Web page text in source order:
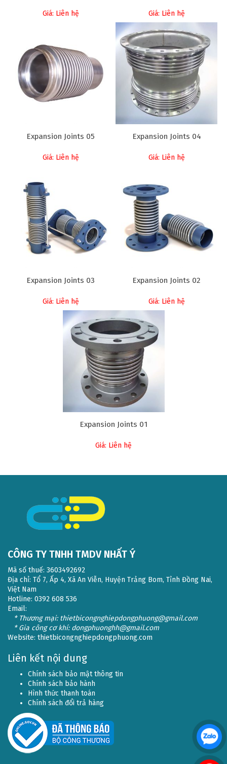
Giá: Liên hệ Giá: Liên hệ
Expansion Joints 05
Giá: Liên hệ
Expansion Joints 04
Giá: Liên hệ
Expansion Joints 03
Giá: Liên hệ
Expansion Joints 02
Giá: Liên hệ
Expansion Joints 01
Giá: Liên hệ
CÔNG TY TNHH TMDV NHẤT Ý
Mã số thuế: 3603492692
Địa chỉ: Tổ 7, Ấp 4, Xã An Viễn, Huyện Trảng Bom, Tỉnh Đồng Nai,
Việt Nam
Hotline: 0392 608 536
Email:
* Thương mại: thietbicongnghiepdongphuong@gmail.com
* Gia công cơ khí: dongphuonghh@gmail.com
Website: thietbicongnghiepdongphuong.com
Liên kết nội dung
Chính sách bảo mật thông tin
Chính sách bảo hành
Hình thức thanh toán
Chính sách đổi trả hàng